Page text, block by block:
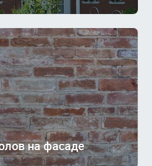
на фасаде